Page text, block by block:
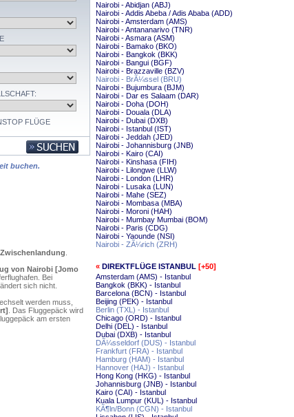
FLÜGE
buchen.
von Nairobi [Jomo
Bei
ändert sich nicht.
werden muss,
. Das Fluggepäck wird
am ersten
Nairobi - Abidjan (ABJ)
Nairobi - Addis Abeba / Adis Ababa (ADD)
Nairobi - Amsterdam (AMS)
Nairobi - Antananarivo (TNR)
Nairobi - Asmara (ASM)
Nairobi - Bamako (BKO)
Nairobi - Bangkok (BKK)
Nairobi - Bangui (BGF)
Nairobi - Brazzaville (BZV)
Nairobi - BrÃ¼ssel (BRU)
Nairobi - Bujumbura (BJM)
Nairobi - Dar es Salaam (DAR)
Nairobi - Doha (DOH)
Nairobi - Douala (DLA)
Nairobi - Dubai (DXB)
Nairobi - Istanbul (IST)
Nairobi - Jeddah (JED)
Nairobi - Johannisburg (JNB)
Nairobi - Kairo (CAI)
Nairobi - Kinshasa (FIH)
Nairobi - Lilongwe (LLW)
Nairobi - London (LHR)
Nairobi - Lusaka (LUN)
Nairobi - Mahe (SEZ)
Nairobi - Mombasa (MBA)
Nairobi - Moroni (HAH)
Nairobi - Mumbay Mumbai (BOM)
Nairobi - Paris (CDG)
Nairobi - Yaounde (NSI)
Nairobi - ZÃ¼rich (ZRH)
« DIREKTFLÜGE ISTANBUL [+50]
Amsterdam (AMS) - Istanbul
Bangkok (BKK) - Istanbul
Barcelona (BCN) - Istanbul
Beijing (PEK) - Istanbul
Berlin (TXL) - Istanbul
Chicago (ORD) - Istanbul
Delhi (DEL) - Istanbul
Dubai (DXB) - Istanbul
DÃ¼sseldorf (DUS) - Istanbul
Frankfurt (FRA) - Istanbul
Hamburg (HAM) - Istanbul
Hannover (HAJ) - Istanbul
Hong Kong (HKG) - Istanbul
Johannisburg (JNB) - Istanbul
Kairo (CAI) - Istanbul
Kuala Lumpur (KUL) - Istanbul
KÃ¶ln/Bonn (CGN) - Istanbul